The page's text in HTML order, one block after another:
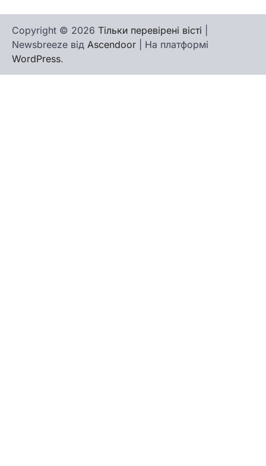
Copyright © 2026 Тільки перевірені вісті
Newsbreeze від Ascendoor | На платформі
WordPress.